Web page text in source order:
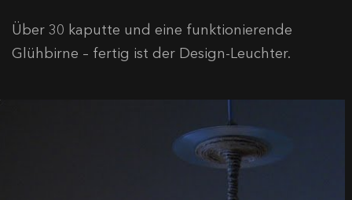
Über 30 kaputte und eine funktionierende
Glühbirne – fertig ist der Design-Leuchter.